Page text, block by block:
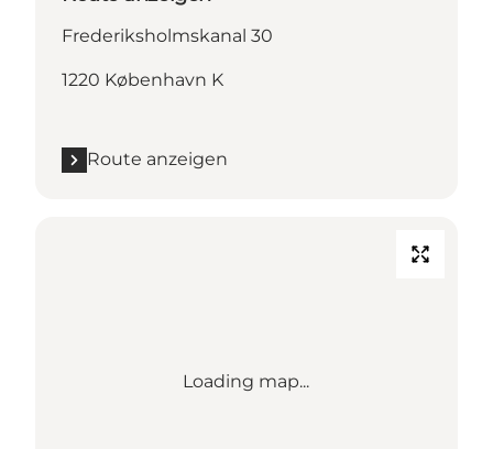
Frederiksholmskanal 30
1220 København K
Route anzeigen
Loading map...